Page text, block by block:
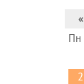
«
Пн
2